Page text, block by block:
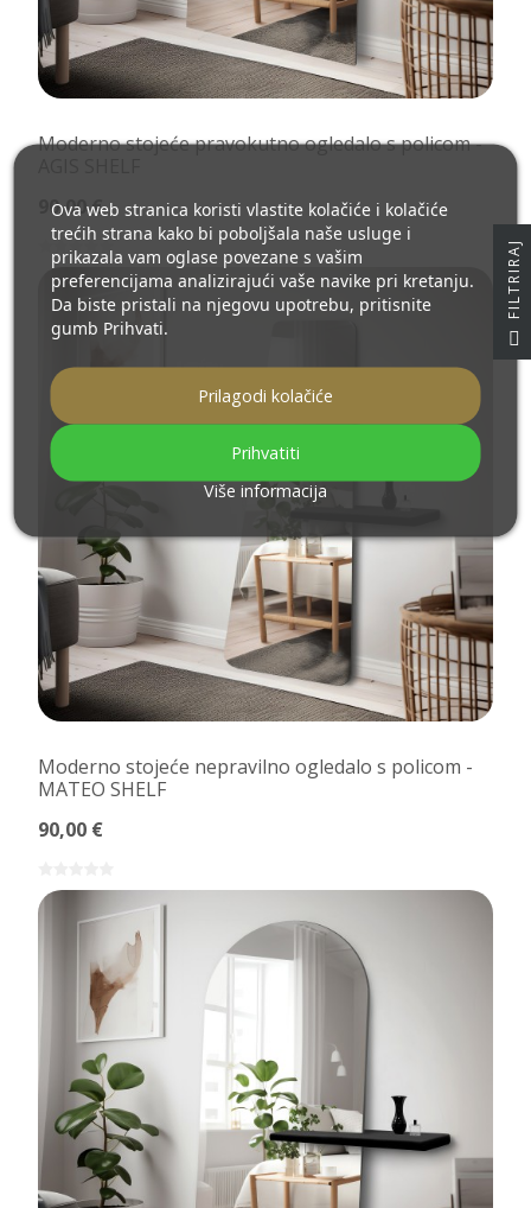
Moderno stojeće pravokutno ogledalo s policom -
90,00 €
Moderno stojeće nepravilno ogledalo s policom -
MATEO SHELF
90,00 €
Ova web stranica koristi vlastite kolačiće i kolačiće
trećih strana kako bi poboljšala naše usluge i
prikazala vam oglase povezane s vašim
preferencijama analizirajući vaše navike pri kretanju.
Da biste pristali na njegovu upotrebu, pritisnite
gumb Prihvati.
Više informacija
Prilagodi kolačiće
Prihvatiti
J